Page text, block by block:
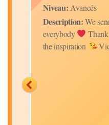
Niveau: Avancés
Description:We
everybody
the inspiration